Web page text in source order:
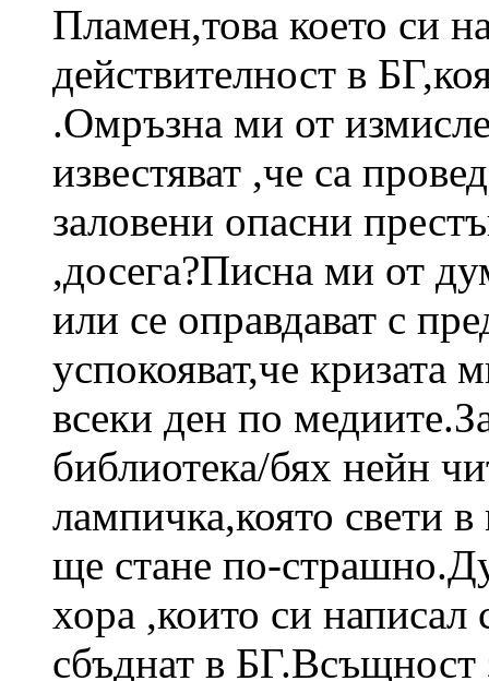
Пламен,това което си
действителност в
.Омръзна ми от
известяват ,че са
заловени опасни
,досега?Писна ми от
или се оправдават с
успокояват,че кризата
всеки ден по
библиотека/бях нейн
лампичка,която свети в
ще стане по-
хора ,които си написал
сбъднат в